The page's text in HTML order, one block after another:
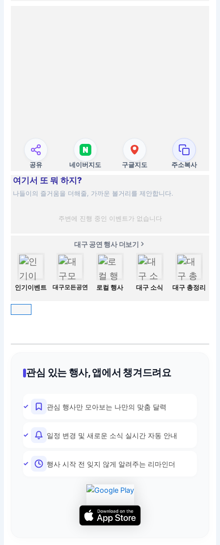
공유 네이버지도 구글지도 주소복사
여기서 또 뭐 하지?
나들이의 즐거움을 더해줄, 가까운 볼거리를 제안합니다.
주변에 진행 중인 이벤트가 없습니다
대구 공연 행사 더보기
인기이벤트 대구모든공연 로컬 행사 대구 소식 대구 총정리
관심 있는 행사, 앱에서 챙겨드려요
관심 행사만 모아보는 나만의 맞춤 달력
일정 변경 및 새로운 소식 실시간 자동 안내
행사 시작 전 잊지 않게 알려주는 리마인더